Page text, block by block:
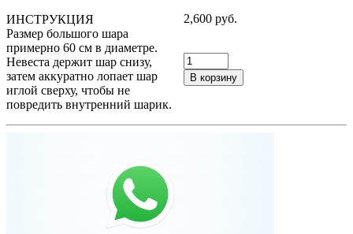
2,600 руб.
В корзину
ИНСТРУКЦИЯ
Размер большого шара
примерно 60 см в диаметре.
Невеста держит шар снизу,
затем аккуратно лопает шар
иглой сверху, чтобы не
повредить внутренний шарик.